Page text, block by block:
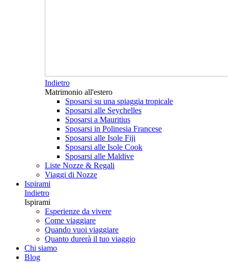
Indietro
Matrimonio all'estero
Sposarsi su una spiaggia tropicale
Sposarsi alle Seychelles
Sposarsi a Mauritius
Sposarsi in Polinesia Francese
Sposarsi alle Isole Fiji
Sposarsi alle Isole Cook
Sposarsi alle Maldive
Liste Nozze & Regali
Viaggi di Nozze
Ispirami
Indietro
Ispirami
Esperienze da vivere
Come viaggiare
Quando vuoi viaggiare
Quanto durerà il tuo viaggio
Chi siamo
Blog